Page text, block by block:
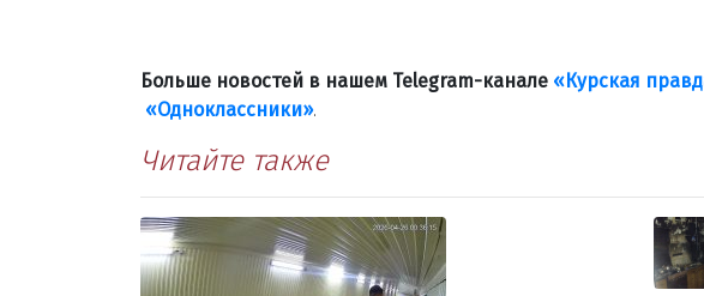
Больше новостей в нашем Telegram-канале «Курская
«Одноклассники».
Читайте также